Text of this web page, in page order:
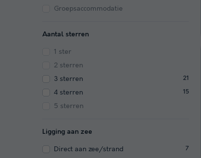
Groepsaccommodatie
Aantal sterren
1 ster
2 sterren
3 sterren
21
4 sterren 15
5 sterren
Ligging aan zee
Direct aan zee/strand 7